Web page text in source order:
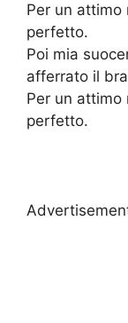
Per un attimo
perfetto.
Poi mia
afferrato il
Per un attimo
perfetto.